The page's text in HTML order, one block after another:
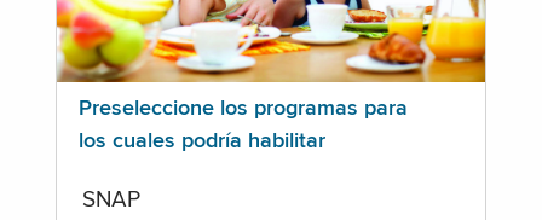
Preseleccione los programas para
los cuales podría habilitar
SNAP